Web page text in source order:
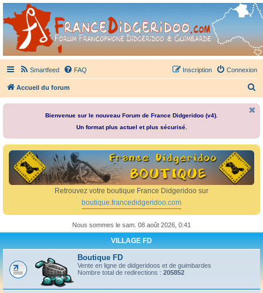
France Didgeridoo
Didgeridoo et Guimbarde sur France Didgeridoo - retrouvez la communauté.
Smartfeed FAQ Connexion
Inscription
Accueil du forum
e
r
Bienvenue sur le nouveau Forum de France Didgeridoo (v4).
Un format plus actuel et plus sécurisé.
Retrouvez votre boutique France Didgeridoo sur
boutique.francedidgeridoo.com
Nous sommes le sam. 08 août 2026, 0:41
VILLAGE FD
Boutique FD
Vente en ligne de didgeridoos et de guimbardes
Nombre total de redirections : 205852